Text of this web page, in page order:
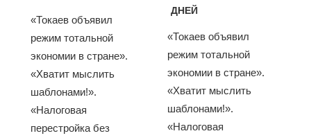
«Токаев объявил
режим тотальной
экономии в стране».
«Хватит мыслить
шаблонами!».
«Налоговая
перестройка без
ДНЕЙ
«Токаев объявил
режим тотальной
экономии в стране».
«Хватит мыслить
шаблонами!».
«Налоговая